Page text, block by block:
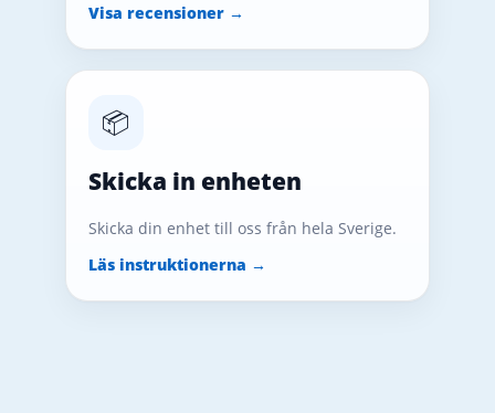
Visa recensioner →
📦
Skicka in enheten
Skicka din enhet till oss från hela Sverige.
Läs instruktionerna →